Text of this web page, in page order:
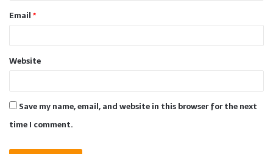
Email*
Website
Save my name, email, and website in this browser for the next
time I comment.